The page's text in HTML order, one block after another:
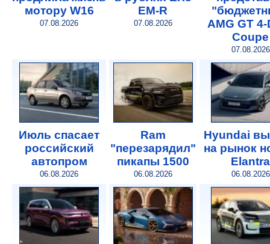
мотору W16
07.08.2026
EM-R
07.08.2026
AMG GT
Coupe
07.08.2026
Июль спасает
российский
автопром
06.08.2026
Ram
"перезарядил"
пикапы 1500
06.08.2026
Hyundai
на рынок
Elantra
06.08.2026